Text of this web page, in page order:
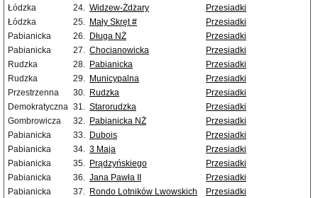
Łódzka
24. Widzew-Żdżary
Przesiadki
Łódzka
25. Mały Skręt #
Przesiadki
Pabianicka
26. Długa NŻ
Przesiadki
Pabianicka
27. Chocianowicka
Przesiadki
Rudzka
28. Pabianicka
Przesiadki
Rudzka
29. Municypalna
Przesiadki
Przestrzenna
30. Rudzka
Przesiadki
Demokratyczna 31. Starorudzka
Przesiadki
Gombrowicza
32. Pabianicka NŻ
Przesiadki
Pabianicka
33. Dubois
Przesiadki
Pabianicka
34. 3 Maja
Przesiadki
Pabianicka
35. Prądzyńskiego
Przesiadki
Pabianicka
36. Jana Pawła II
Przesiadki
Pabianicka
37. Rondo Lotników Lwowskich
Przesiadki